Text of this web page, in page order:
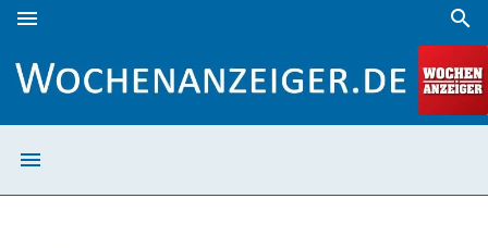
menu search
menu